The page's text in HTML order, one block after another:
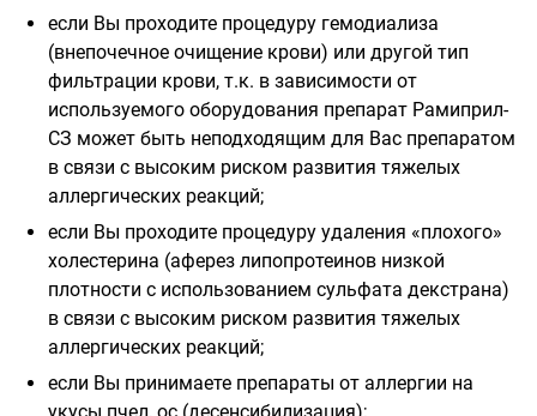
если Вы проходите процедуру гемодиализа
(внепочечное очищение крови) или другой тип
фильтрации крови, т.к. в зависимости от
используемого оборудования препарат Рамиприл-
СЗ может быть неподходящим для Вас препаратом
в связи с высоким риском развития тяжелых
аллергических реакций;
если Вы проходите процедуру удаления «плохого»
холестерина (аферез липопротеинов низкой
плотности с использованием сульфата декстрана)
в связи с высоким риском развития тяжелых
аллергических реакций;
если Вы принимаете препараты от аллергии на